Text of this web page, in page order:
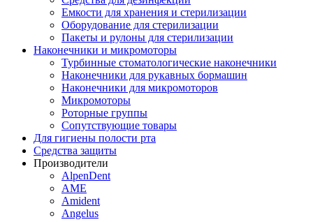
Емкости для хранения и стерилизации
Оборудование для стерилизации
Пакеты и рулоны для стерилизации
Наконечники и микромоторы
Турбинные стоматологические наконечники
Наконечники для рукавных бормашин
Наконечники для микромоторов
Микромоторы
Роторные группы
Сопутствующие товары
Для гигиены полости рта
Средства защиты
Производители
AlpenDent
AME
Amident
Angelus